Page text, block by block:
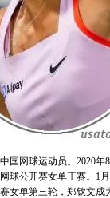
网球运动员。2020年
球公开赛女单正赛。1
女单第三轮，郑钦文